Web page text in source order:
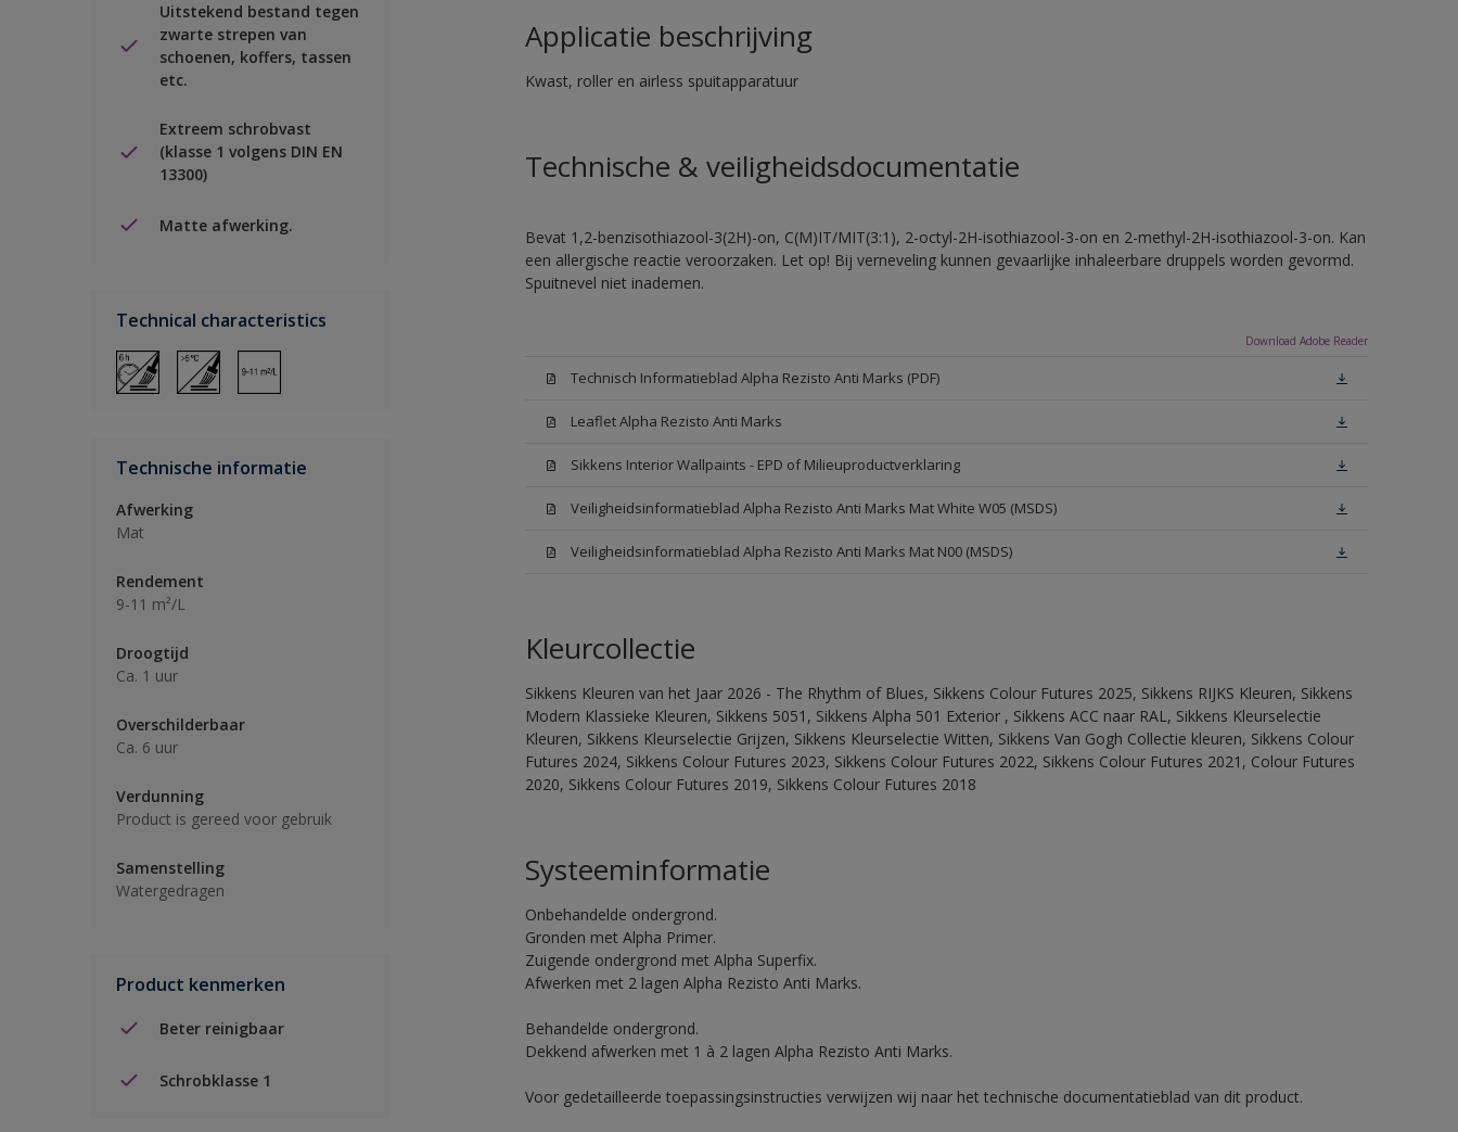
Uitstekend bestand tegen
zwarte strepen van
schoenen, koffers, tassen
etc.
Extreem schrobvast
(klasse 1 volgens DIN EN
13300)
Matte afwerking.
Technical characteristics
Technische informatie
Afwerking
Mat
Rendement
9-11 m²/L
Droogtijd
Ca. 1 uur
Overschilderbaar
Ca. 6 uur
Verdunning
Product is gereed voor gebruik
Samenstelling
Watergedragen
Product kenmerken
Beter reinigbaar
Schrobklasse 1
Applicatie beschrijving
Kwast, roller en airless spuitapparatuur
Technische & veiligheidsdocumentatie
Bevat 1,2-benzisothiazool-3(2H)-on, C(M)IT/MIT(3:1), 2-octyl-2H-isothiazool-3-on en 2-methyl-2H-isothiazool-3-on. Kan
een allergische reactie veroorzaken. Let op! Bij verneveling kunnen gevaarlijke inhaleerbare druppels worden gevormd.
Spuitnevel niet inademen.
Download Adobe Reader
Technisch Informatieblad Alpha Rezisto Anti Marks (PDF)
Leaflet Alpha Rezisto Anti Marks
Sikkens Interior Wallpaints - EPD of Milieuproductverklaring
Veiligheidsinformatieblad Alpha Rezisto Anti Marks Mat White W05 (MSDS)
Veiligheidsinformatieblad Alpha Rezisto Anti Marks Mat N00 (MSDS)
Kleurcollectie
Sikkens Kleuren van het Jaar 2026 - The Rhythm of Blues, Sikkens Colour Futures 2025, Sikkens RIJKS Kleuren, Sikkens
Modern Klassieke Kleuren, Sikkens 5051, Sikkens Alpha 501 Exterior , Sikkens ACC naar RAL, Sikkens Kleurselectie
Kleuren, Sikkens Kleurselectie Grijzen, Sikkens Kleurselectie Witten, Sikkens Van Gogh Collectie kleuren, Sikkens Colour
Futures 2024, Sikkens Colour Futures 2023, Sikkens Colour Futures 2022, Sikkens Colour Futures 2021, Colour Futures
2020, Sikkens Colour Futures 2019, Sikkens Colour Futures 2018
Systeeminformatie
Onbehandelde ondergrond.
Gronden met Alpha Primer.
Zuigende ondergrond met Alpha Superfix.
Afwerken met 2 lagen Alpha Rezisto Anti Marks.
Behandelde ondergrond.
Dekkend afwerken met 1 à 2 lagen Alpha Rezisto Anti Marks.
Voor gedetailleerde toepassingsinstructies verwijzen wij naar het technische documentatieblad van dit product.